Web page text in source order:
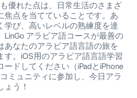
優れた点は、日常生活のさまざ
焦点を当てていることです。あ
学び、高いレベルの熟練度を達
LinGo アラビア語コースが最善の
あなたのアラビア語言語の旅を
す。iOS用のアラビア語言語学習
ドしてください（iPadとiPhone
ミュニティに参加し、今日アラ
ょう！